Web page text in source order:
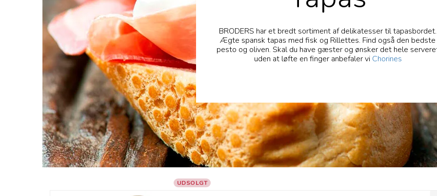
BRODERS har et bredt sortiment af delikatesser til tapasbordet.
Ægte spansk tapas med fisk og Rillettes. Find også den bedste
pesto og oliven. Skal du have gæster og ønsker det hele
uden at løfte en finger anbefaler vi Chorines
UDSOLGT